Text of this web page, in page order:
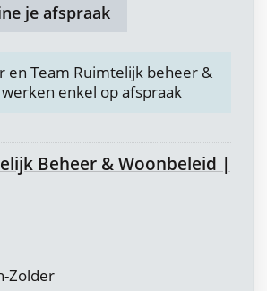
je afspraak
en Team Ruimtelijk beheer &
enkel op afspraak
Beheer & Woonbeleid |
Zolder